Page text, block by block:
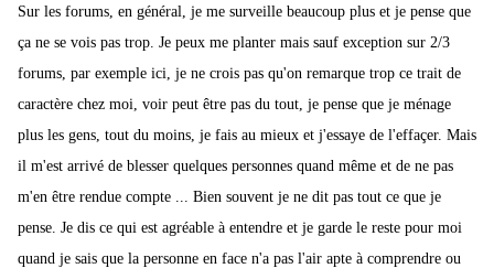
Sur les forums, en général, je me surveille beaucoup plus et je pense que
ça ne se vois pas trop. Je peux me planter mais sauf exception sur 2/3
forums, par exemple ici, je ne crois pas qu'on remarque trop ce trait de
caractère chez moi, voir peut être pas du tout, je pense que je ménage
plus les gens, tout du moins, je fais au mieux et j'essaye de l'effaçer. Mais
il m'est arrivé de blesser quelques personnes quand même et de ne pas
m'en être rendue compte ... Bien souvent je ne dit pas tout ce que je
pense. Je dis ce qui est agréable à entendre et je garde le reste pour moi
quand je sais que la personne en face n'a pas l'air apte à comprendre ou